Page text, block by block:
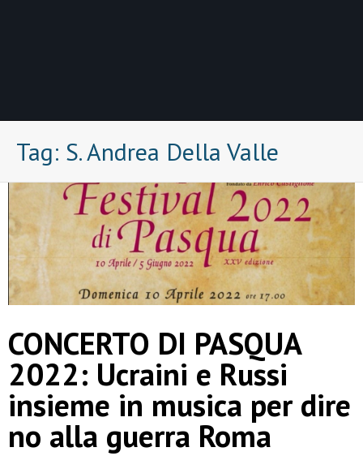
Tag: S. Andrea Della Valle
CONCERTO DI PASQUA
2022: Ucraini e Russi
insieme in musica per dire
no alla guerra Roma